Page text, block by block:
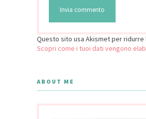
Questo sito usa Akismet per ridurre
Scopri come i tuoi dati vengono
ABOUT ME